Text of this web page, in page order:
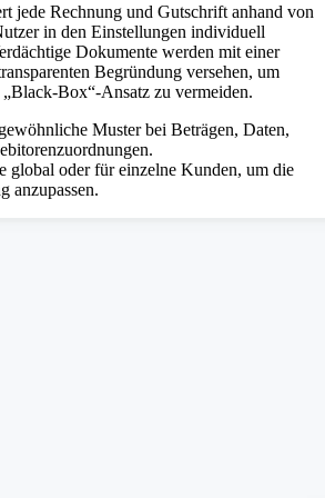
jede Rechnung und Gutschrift anhand von
in den Einstellungen individuell
Dokumente werden mit einer
Begründung versehen, um
Box“-Ansatz zu vermeiden.
Muster bei Beträgen, Daten,
global oder für einzelne Kunden, um die
anzupassen.